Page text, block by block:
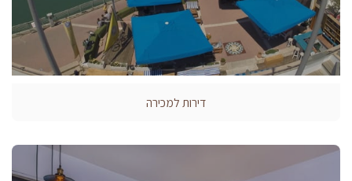
דירות למכירה